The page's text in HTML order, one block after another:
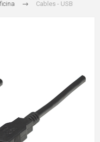
Cables - USB